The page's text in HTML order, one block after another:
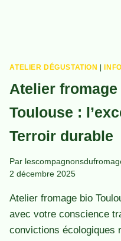
ATELIER DÉGUSTATION |
Atelier
Toulouse :
Terroir durable
Par
2 décembre 2025
Atelier fromage bio
avec votre conscience
convictions écologiques